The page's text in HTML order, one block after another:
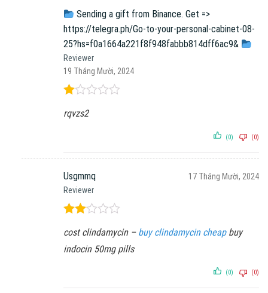
Sending a gift from Binance. Get =>
https://telegra.ph/Go-to-your-personal-cabinet-08-
25?hs=f0a1664a221f8f948fabbb814dff6ac9&
Reviewer
19 Tháng Mười, 2024
xếp
sao
rqvzs2
(0) (0)
Usgmmq
Reviewer
17 Tháng Mười, 2024
xếp
hạng
5
cost clindamycin – buy clindamycin cheapbuy
indocin 50mg pills
(0) (0)